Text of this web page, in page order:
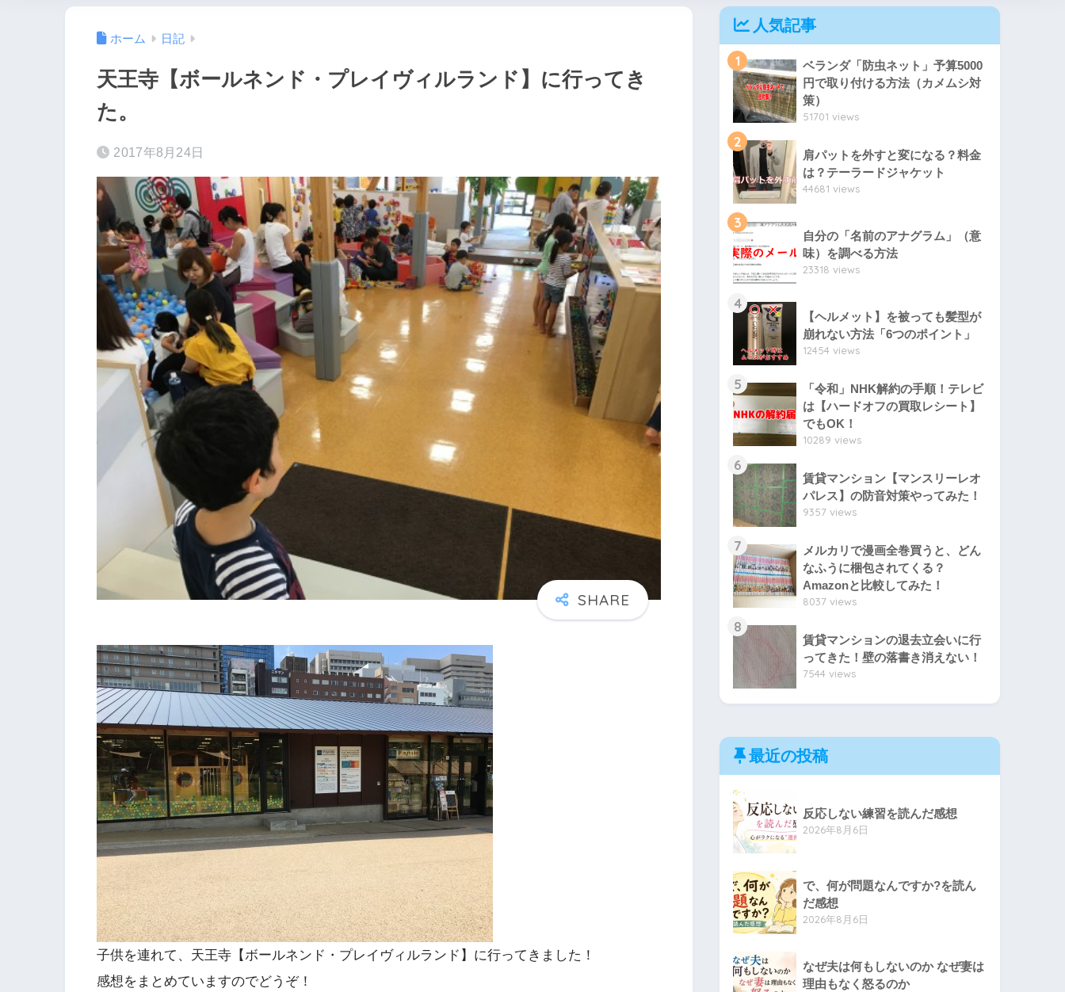
ホーム 日記
天王寺【ボールネンド・プレイヴィルランド】に行ってき
た。
2017年8月24日
子供を連れて、天王寺【ボールネンド・プレイヴィルランド】に行ってきました！
感想をまとめていますのでどうぞ！
人気記事
1
ベランダ「防虫ネット」予算5000
円で取り付ける方法（カメムシ対
策）
51701 views
2
肩パットを外すと変になる？料金
は？テーラードジャケット
44681 views
3
自分の「名前のアナグラム」（意
味）を調べる方法
23318 views
4
【ヘルメット】を被っても髪型が
崩れない方法「6つのポイント」
12454 views
5
「令和」NHK解約の手順！テレビ
は【ハードオフの買取レシート】
でもOK！
10289 views
6
賃貸マンション【マンスリーレオ
パレス】の防音対策やってみた！
9357 views
7
メルカリで漫画全巻買うと、どん
なふうに梱包されてくる？
Amazonと比較してみた！
8037 views
8
賃貸マンションの退去立会いに行
ってきた！壁の落書き消えない！
7544 views
最近の投稿
反応しない練習を読んだ感想
2026年8月6日
で、何が問題なんですか?を読ん
だ感想
2026年8月6日
なぜ夫は何もしないのか なぜ妻は
理由もなく怒るのか